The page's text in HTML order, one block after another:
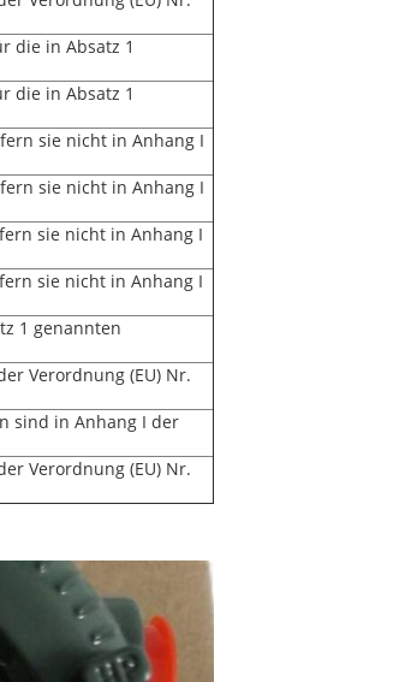
die in Absatz 1
die in Absatz 1
sie nicht in Anhang I
sie nicht in Anhang I
sie nicht in Anhang I
sie nicht in Anhang I
1 genannten
Verordnung (EU) Nr.
sind in Anhang I der
Verordnung (EU) Nr.